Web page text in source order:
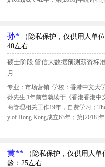
分3.05,留信网评定冯先生B级留学生
孙* （隐私保护，仅供用人单位
40左右
硕士阶段 留信大数据预测薪资标
月
专业：市场营销 学校：香港中文大
孙先生,1年前曾就读于《香港香港中
商管理相关工作19年，自费学习；
y of Hong Kong成立63年；第[2018]
学期间评估得分3.275,留信网评定孙
黄** （隐私保护，仅供用人单
龄：25左右